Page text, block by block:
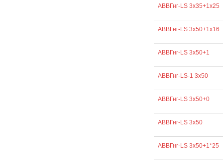
АВВГнг-LS 3х35+1х25
АВВГнг-LS 3х50+1х16
АВВГнг-LS 3х50+1
АВВГнг-LS-1 3х50
АВВГнг-LS 3х50+0
АВВГнг-LS 3х50
АВВГнг-LS 3х50+1*25